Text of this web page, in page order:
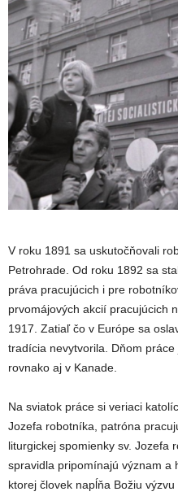
V roku 1891 sa uskutočňovali
Petrohrade. Od roku 1892 sa
práva pracujúcich i pre
prvomájových akcií pracujúcich
1917. Zatiaľ čo v Európe sa
tradícia nevytvorila. Dňom
rovnako aj v Kanade.
Na sviatok práce si veriaci
Jozefa robotníka, patróna
liturgickej spomienky sv. Jozefa
spravidla pripomínajú význam a
ktorej človek napĺňa Božiu